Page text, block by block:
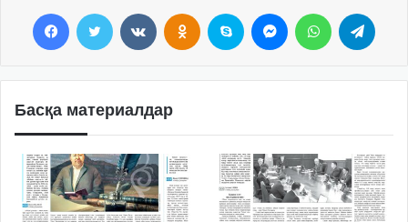
Басқа материалдар